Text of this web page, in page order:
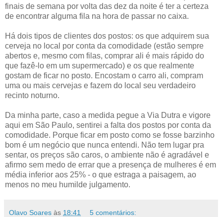
finais de semana por volta das dez da noite é ter a certeza
de encontrar alguma fila na hora de passar no caixa.
Há dois tipos de clientes dos postos: os que adquirem sua
cerveja no local por conta da comodidade (estão sempre
abertos e, mesmo com filas, comprar ali é mais rápido do
que fazê-lo em um supermercado) e os que realmente
gostam de ficar no posto. Encostam o carro ali, compram
uma ou mais cervejas e fazem do local seu verdadeiro
recinto noturno.
Da minha parte, caso a medida pegue a Via Dutra e vigore
aqui em São Paulo, sentirei a falta dos postos por conta da
comodidade. Porque ficar em posto como se fosse barzinho
bom é um negócio que nunca entendi. Não tem lugar pra
sentar, os preços são caros, o ambiente não é agradável e
afirmo sem medo de errar que a presença de mulheres é em
média inferior aos 25% - o que estraga a paisagem, ao
menos no meu humilde julgamento.
Olavo Soares às 18:41 5 comentários: